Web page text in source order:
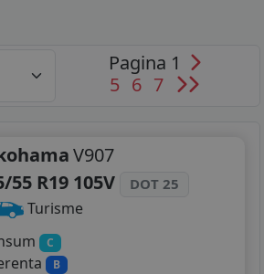
Pagina 1
5 6 7
V907
55 R19 105V
DOT 25
Turisme
C
B